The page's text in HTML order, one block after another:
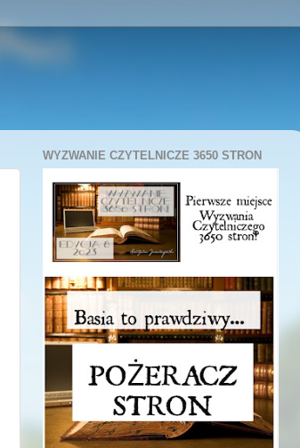
WYZWANIE CZYTELNICZE 3650 STRON